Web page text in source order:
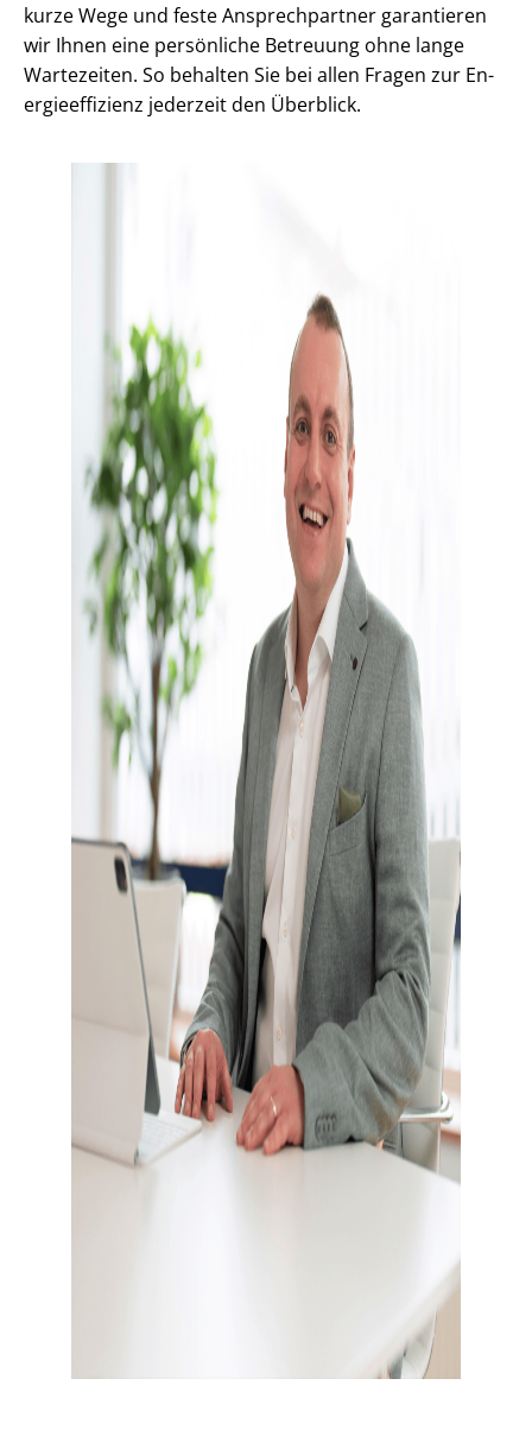
kurze Wege und feste Ansprechpartner garantieren
wir Ihnen eine persönliche Betreuung ohne lange
Wartezeiten. So behalten Sie bei allen Fragen zur En­
er­gie­ef­fi­zi­enz jederzeit den Überblick.